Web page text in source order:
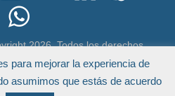
2026. Todos los derechos
y Política de Privacidad
Endeos.com
para mejorar la experiencia de
asumimos que estás de acuerdo